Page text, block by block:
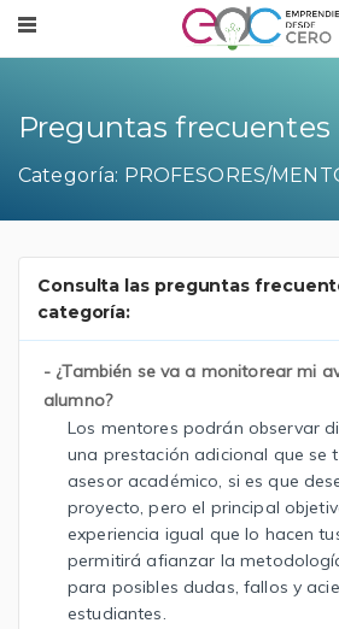
Preguntas frecuentes
Categoría: PROFESORES/
Consulta las preguntas
categoría:
- ¿También se va a monitorear mi
alumno?
Los mentores podrán observar
una prestación adicional que se
asesor académico, si es que
proyecto, pero el principal
experiencia igual que lo hacen
permitirá afianzar la
para posibles dudas, fallos y
estudiantes.